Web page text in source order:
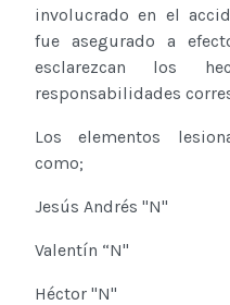
involucrado en el
fue asegurado a
esclarezcan los
responsabilidades
Los elementos
como;
Jesús Andrés "N"
Valentín “N"
Héctor "N"